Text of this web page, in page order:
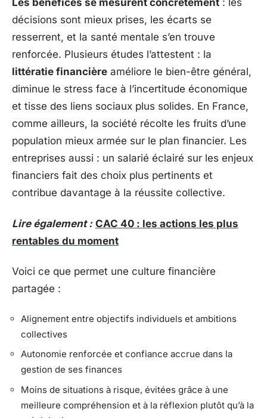
Les bénéfices se mesurent concrètement : les
décisions sont mieux prises, les écarts se
resserrent, et la santé mentale s’en trouve
renforcée. Plusieurs études l’attestent : la
littératie financière améliore le bien-être général,
diminue le stress face à l’incertitude économique
et tisse des liens sociaux plus solides. En France,
comme ailleurs, la société récolte les fruits d’une
population mieux armée sur le plan financier. Les
entreprises aussi : un salarié éclairé sur les enjeux
financiers fait des choix plus pertinents et
contribue davantage à la réussite collective.
Lire également : CAC 40 : les actions les plus
rentables du moment
Voici ce que permet une culture financière
partagée :
Alignement entre objectifs individuels et ambitions
collectives
Autonomie renforcée et confiance accrue dans la
gestion de ses finances
Moins de situations à risque, évitées grâce à une
meilleure compréhension et à la réflexion plutôt qu’à la